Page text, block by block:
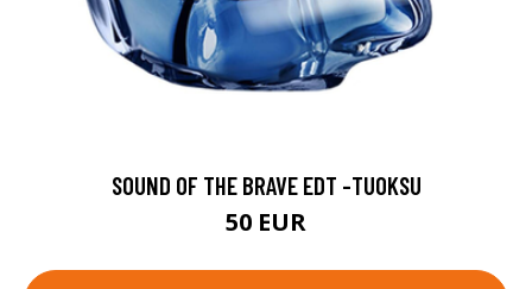
SOUND OF THE BRAVE EDT -TUOKSU
50 EUR